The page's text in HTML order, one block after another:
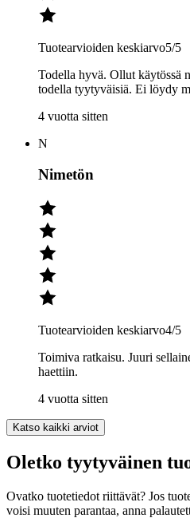
Tuotearvioiden keskiarvo5/5
Todella hyvä. Ollut käytössä
todella tyytyväisiä. Ei löydy
4 vuotta sitten
N
Nimetön
Tuotearvioiden keskiarvo4/5
Toimiva ratkaisu. Juuri
haettiin.
4 vuotta sitten
Katso kaikki arviot
Oletko tyytyväinen
Ovatko tuotetiedot riittävät? Jos
voisi muuten parantaa, anna